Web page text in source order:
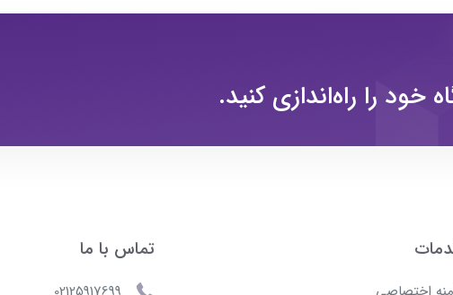
را راه‌اندازی کنید.
تماس با ما